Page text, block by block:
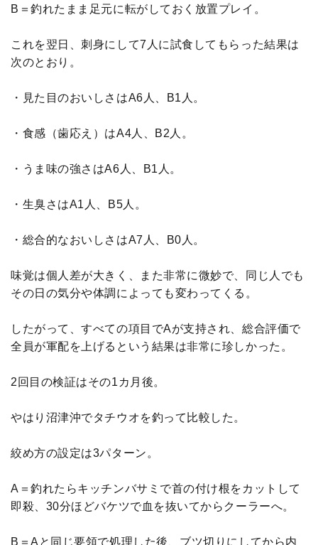
B＝釣れたまま足元に転がしておく放置プレイ。
これを翌日、刺身にして7人に試食してもらった結果は
次のとおり。
・見た目のおいしさはA6人、B1人。
・食感（歯応え）はA4人、B2人。
・うま味の強さはA6人、B1人。
・生臭さはA1人、B5人。
・総合的なおいしさはA7人、B0人。
味覚は個人差が大きく、また非常に微妙で、同じ人でも
その日の気分や体調によっても変わってくる。
したがって、すべての項目でAが支持され、総合評価で
全員が軍配を上げるという結果は非常に珍しかった。
2回目の検証はその1カ月後。
やはり沼津沖でタチウオを釣って比較した。
絞め方の設定は3パターン。
A＝釣れたらキッチンバサミで首の付け根をカットして
即殺、30分ほどバケツで血を抜いてからクーラーへ。
B＝Aと同じ要領で処理した後、ブツ切りにしてから内